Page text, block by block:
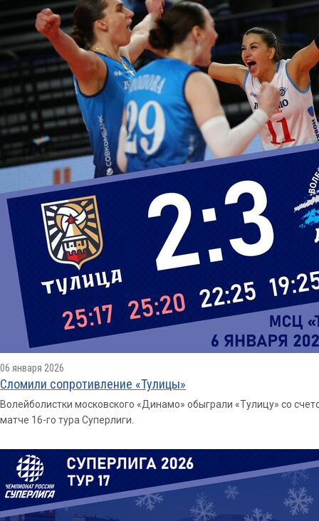
06 января 2026
Сломили сопротивление «Тулицы»
Волейболистки московского «Динамо» обыграли «Тулицу» со
матче 16-го тура Суперлиги.